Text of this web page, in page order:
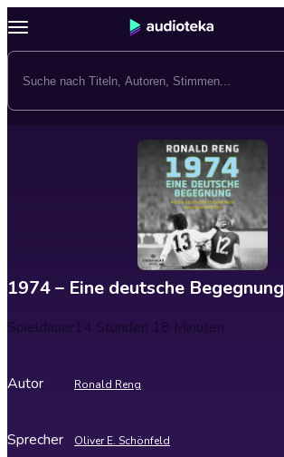
1974 – Eine deutsche Begegnung
Spieldauer14 Stunden 18 Minuten
Autor Ronald Reng
Sprecher Oliver E. Schönfeld